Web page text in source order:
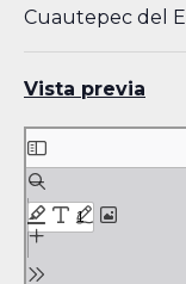
Cuautepec del
Vista previa
Skip
to
PDF
content